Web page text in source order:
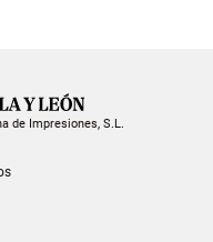
de Impresiones, S.L.